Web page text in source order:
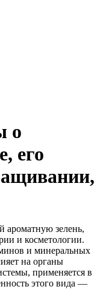
о
его
ароматную зелень,
и косметологии.
и минеральных
на органы
применяется в
этого вида —